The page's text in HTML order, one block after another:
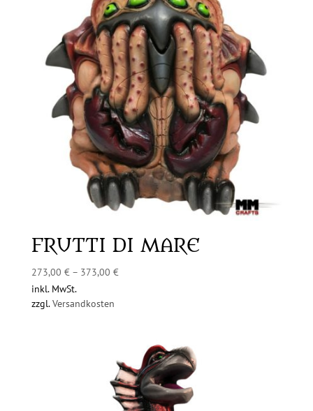
FRUTTI DI MARE
273,00 €– 373,00 €
inkl. MwSt.
zzgl.Versandkosten